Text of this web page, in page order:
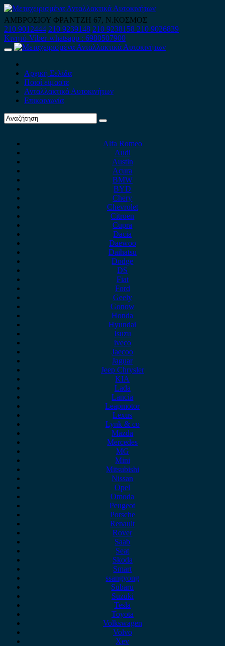
Skip
to
content
ΑΜΒΡΟΣΙΟΥ ΦΡΑΝΤΖΗ 67, Ν.ΚΟΣΜΟΣ
210 9012444 210 9239148 210 9238158 210 9026839
Κινητό-Viber-whatsapp : 6980507900
Primary
Αρχική Σελίδα
Ποιοί είμαστε
Ανταλλακτικά Αυτοκινήτων
Επικοινωνία
Alfa Romeo
Audi
Austin
Acura
BMW
BYD
Chery
Chevrolet
Citroen
Cupra
Dacia
Daewoo
Daihatsu
Dodge
DS
Fiat
Ford
Geely
Gonow
Honda
Hyundai
Isuzu
iveco
Jaecoo
Jaguar
Jeep Chrysler
KIA
Lada
Lancia
Leapmotor
Lexus
Lynk & co
Mazda
Mercedes
MG
Mini
Mitsubishi
Nissan
Opel
Omoda
Peugeot
Porsche
Renault
Rover
Saab
Seat
Skoda
Smart
ssangyong
Subaru
Suzuki
Tesla
Toyota
Volkswagen
Volvo
Xev